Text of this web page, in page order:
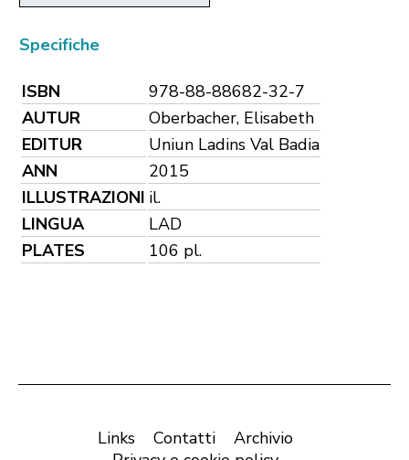
Specifiche
ISBN
978-88-88682-32-7
AUTUR
Oberbacher, Elisabeth
EDITUR
Uniun Ladins Val Badia
ANN
2015
ILLUSTRAZIONI il.
LINGUA
LAD
PLATES
106 pl.
Links Contatti
Archivio